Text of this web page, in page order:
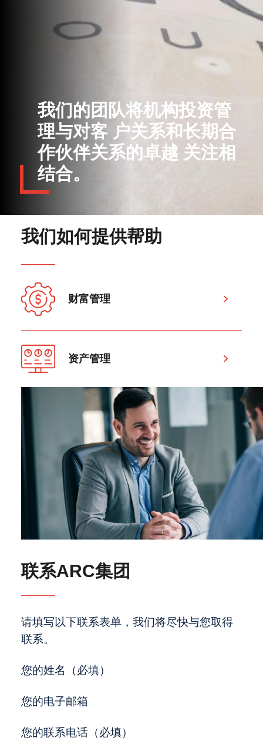
我们的团队将机构投资管
理与对客户关系和长期合
作伙伴关系的卓越 关注相
结合。
我们如何提供帮助
财富管理
资产管理
联系ARC集团
请填写以下联系表单，我们将尽快与您取得
联系。
您的姓名（必填）
您的电子邮箱(Required)
您的联系电话（必填）